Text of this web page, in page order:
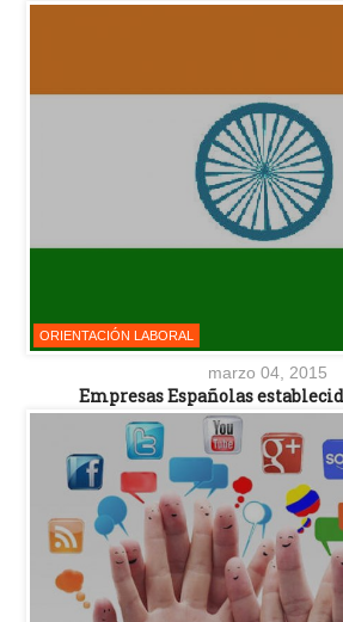
ORIENTACIÓN LABORAL
marzo 04, 2015
Empresas Españolas